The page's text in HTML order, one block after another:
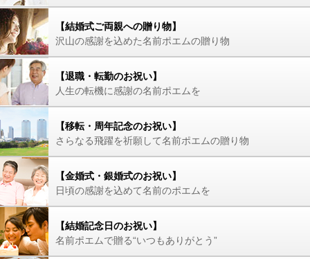
【結婚式ご両親への贈り物】
沢山の感謝を込めた名前ポエムの贈り物
【退職・転勤のお祝い】
人生の転機に感謝の名前ポエムを
【移転・周年記念のお祝い】
さらなる飛躍を祈願して名前ポエムの贈り物
【金婚式・銀婚式のお祝い】
日頃の感謝を込めて名前のポエムを
【結婚記念日のお祝い】
名前ポエムで贈る“いつもありがとう”